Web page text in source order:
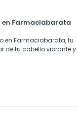
en Farmaciabarata
en Farmaciabarata, tu
de tu cabello vibrante y